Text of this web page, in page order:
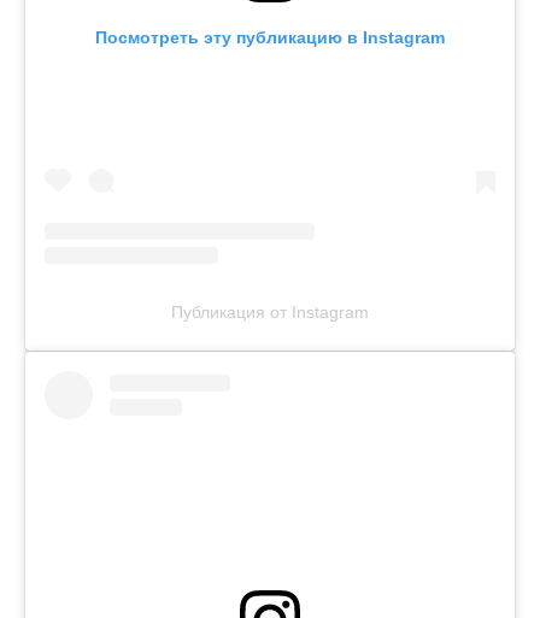
Посмотреть эту публикацию в Instagram
Публикация от Instagram